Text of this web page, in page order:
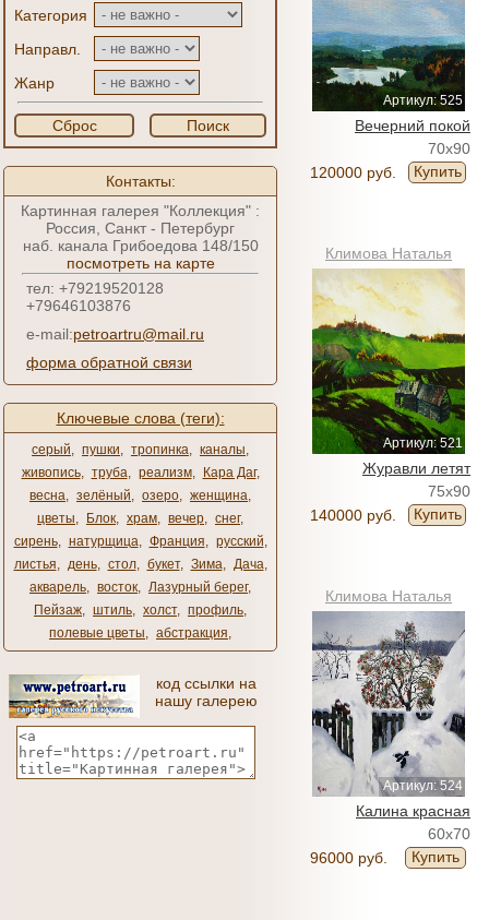
Категория
Направл.
Жанр
Сброс Поиск
Контакты:
Картинная галерея "Коллекция" :
Россия, Санкт - Петербург
наб. канала Грибоедова 148/150
посмотреть на карте
тел: +79219520128
+79646103876
e-mail:petroartru@mail.ru
форма обратной связи
Ключевые слова (теги):
серый, пушки, тропинка, каналы,
живопись, труба, реализм, Кара Даг,
весна, зелёный, озеро, женщина,
цветы, Блок, храм, вечер, снег,
сирень, натурщица, Франция, русский,
листья, день, стол, букет, Зима, Дача,
акварель, восток, Лазурный берег,
Пейзаж, штиль, холст, профиль,
полевые цветы, абстракция,
код ссылки на
нашу галерею
Артикул: 525
Вечерний покой
70x90
120000 руб.
Купить
Климова Наталья
Артикул: 521
Журавли летят
75x90
140000 руб.
Купить
Климова Наталья
Артикул: 524
Калина красная
60x70
96000 руб.
Купить